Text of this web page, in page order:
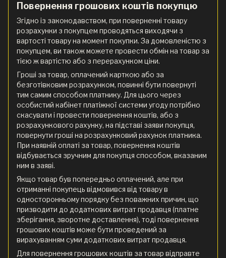
Повернення грошових коштів покупцю
Згідно із законодавством, при поверненні товару
розрахунки з покупцем проводяться виходячи з
вартості товару на момент покупки. За домовленістю з
покупцем, ви також можете провести обмін на товар за
тією ж вартістю або з перерахунком ціни.
Гроші за товар, оплачений карткою або за
безготівковим розрахунком, повинні бути повернуті
тим самим способом платнику. Для цього через
особистий кабінет платіжної системи угоду потрібно
скасувати і провести повернення коштів, або з
розрахункового рахунку, на підставі заяви покупця,
повернути гроші на розрахунковий рахунок платника.
При наявній оплаті за товар, повернення коштів
відбувається зручним для покупця способом, вказаним
ним в заяві.
Якщо товар був попередньо оплачений, але при
отриманні покупець відмовився від товару в
односторонньому порядку без поважних причин, що
призводити до додаткових витрат продавця (платне
зберігання, зворотне доставлення), тоді повернення
грошових коштів може бути проведений за
вирахуванням суми додаткових витрат продавця.
Для повернення грошових коштів за товар відправте